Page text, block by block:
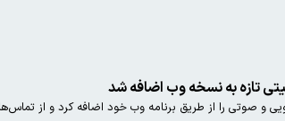
تازه به نسخه وب اضافه شد
اضافه کرد و از تماس‌ها در رایانه و سایر دستگاه‌ها پشتیبانی می‌کند.